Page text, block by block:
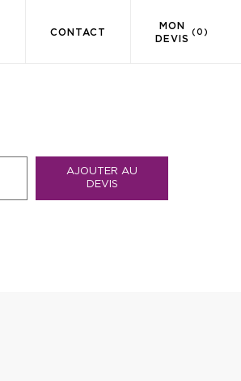
CONTACT
MON
DEVIS
(0)
AJOUTER AU
DEVIS